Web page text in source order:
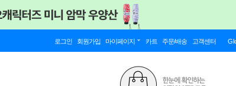
로그인 회원가입 마이페이지 카트 주문/배송 고객센터